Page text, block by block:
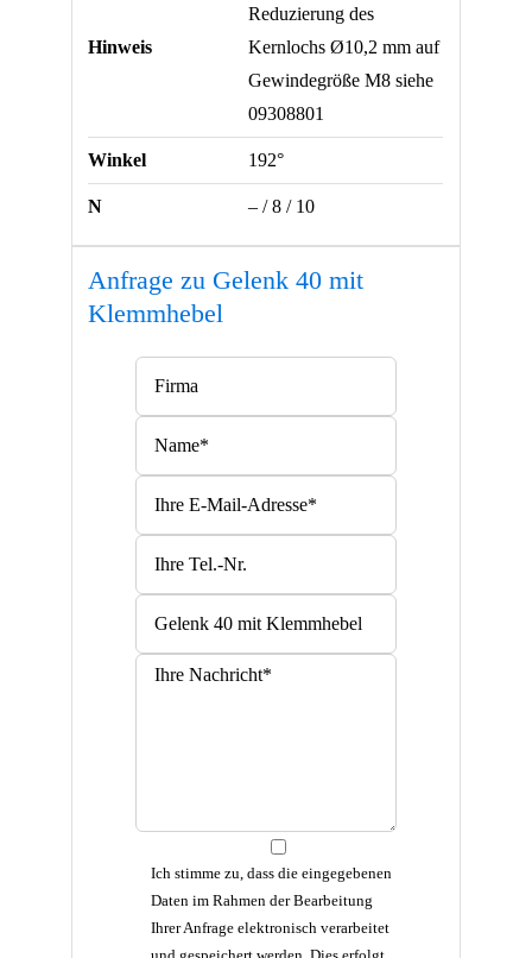
Hinweis
Reduzierung des
Kernlochs Ø10,2 mm auf
Gewindegröße M8 siehe
09308801
Winkel 192°
N – / 8 / 10
Anfrage zu Gelenk 40 mit
Klemmhebel
Ich stimme zu, dass die eingegebenen
Daten im Rahmen der Bearbeitung
Ihrer Anfrage elektronisch verarbeitet